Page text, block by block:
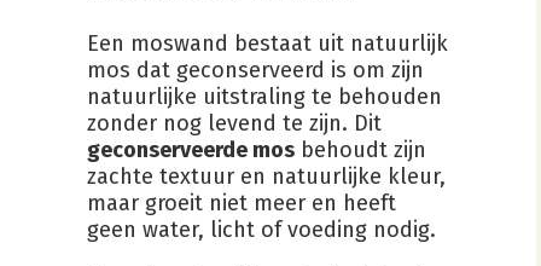
Een moswand bestaat uit natuurlijk
mos dat geconserveerd is om zijn
natuurlijke uitstraling te behouden
zonder nog levend te zijn. Dit
geconserveerde mos behoudt zijn
zachte textuur en natuurlijke kleur,
maar groeit niet meer en heeft
geen water, licht of voeding nodig.